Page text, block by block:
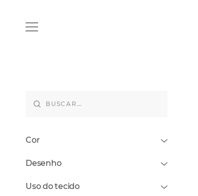
Cor
Desenho
Uso do tecido